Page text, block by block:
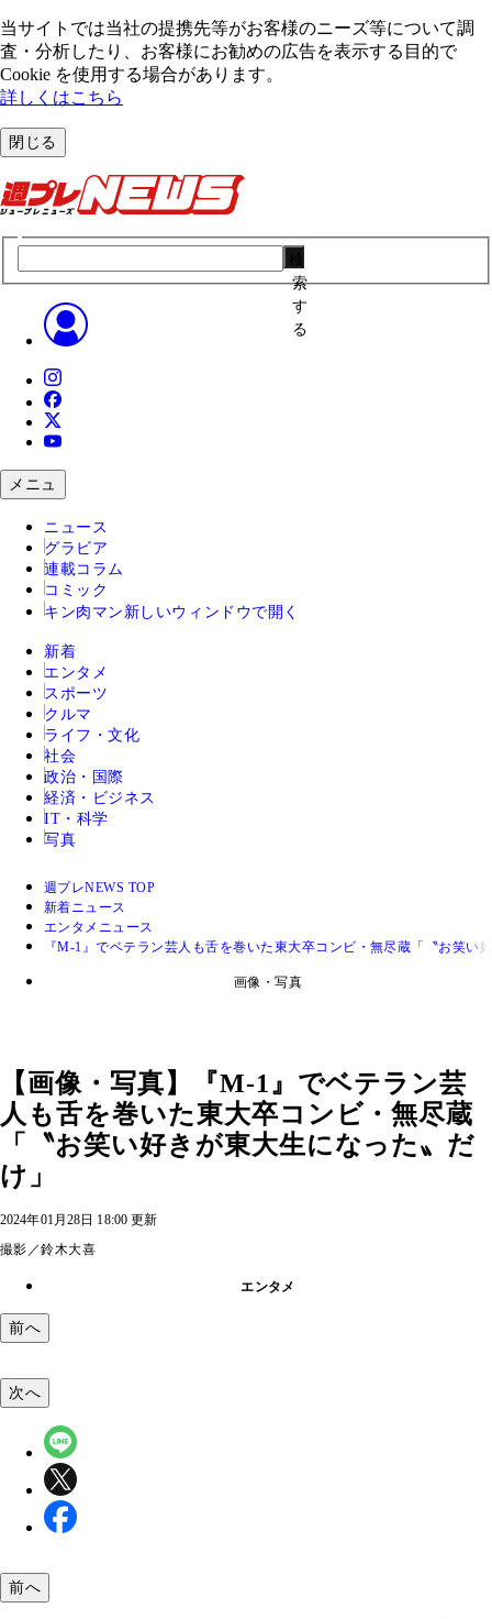
当サイトでは当社の提携先等がお客様のニーズ等について調
査・分析したり、お客様にお勧めの広告を表⽰する⽬的で
Cookie を使⽤する場合があります。
詳しくはこちら
閉じる
索
す
る
メニュ
ニュース
グラビア
連載コラム
コミック
キン肉マン 新しいウィンドウで開く
新着
エンタメ
スポーツ
クルマ
ライフ・文化
社会
政治・国際
経済・ビジネス
IT・科学
写真
週プレNEWS TOP
新着ニュース
エンタメニュース
『M-1』でベテラン芸人も舌を巻いた東大卒コンビ・無尽蔵「〝お笑い
画像・写真
【画像・写真】『M-1』でベテラン芸
人も舌を巻いた東大卒コンビ・無尽蔵
「〝お笑い好きが東大生になった〟だ
け」
2024年01月28日 18:00 更新
撮影／鈴木大喜
エンタメ
前へ
次へ
前へ